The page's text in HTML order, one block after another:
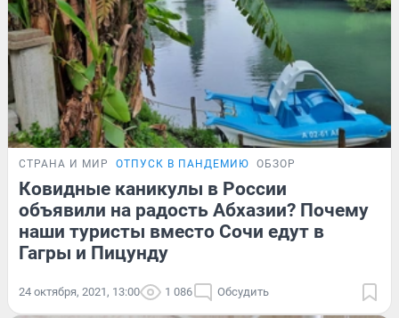
СТРАНА И МИР ОТПУСК В ПАНДЕМИЮ ОБЗОР
Ковидные каникулы в России
объявили на радость Абхазии? Почему
наши туристы вместо Сочи едут в
Гагры и Пицунду
24 октября, 2021, 13:00 1 086 Обсудить